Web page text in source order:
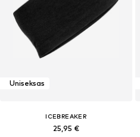
Uniseksas
ICEBREAKER
25,95 €